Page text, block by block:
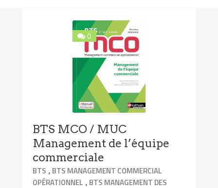
0
BTS MCO / MUC
Management de l’équipe
commerciale
BTS , BTS MANAGEMENT COMMERCIAL
OPÉRATIONNEL , BTS MANAGEMENT DES